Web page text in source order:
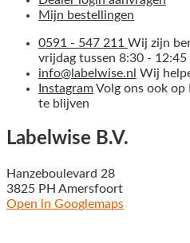
Mijn bestellingen
0591 - 547 211 Wij zijn
vrijdag tussen 8:30 -
info@labelwise.nl Wij
InstagramVolg ons ook op
te blijven
Labelwise B.V.
Hanzeboulevard 28
3825 PH Amersfoort
Open in Googlemaps